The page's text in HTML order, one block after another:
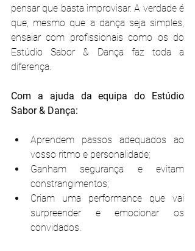
pensar que basta improvisar. A verdade é
que, mesmo que a dança seja simples,
ensaiar com profissionais como os do
Estúdio Sabor & Dança faz toda a
diferença.
Com a ajuda da equipa do Estúdio
Sabor & Dança:
Aprendem passos adequados ao
vosso ritmo e personalidade;
Ganham segurança e evitam
constrangimentos;
Criam uma performance que vai
surpreender e emocionar os
convidados.